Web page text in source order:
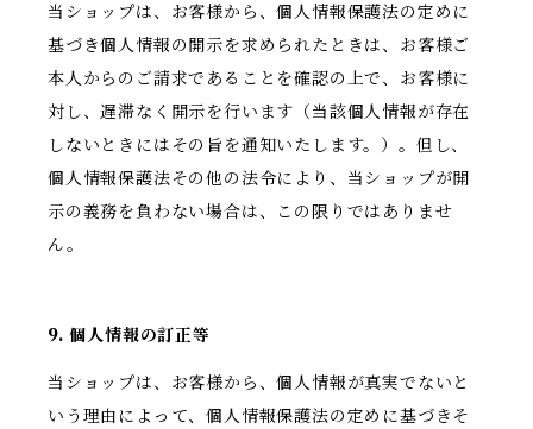
当ショップは、お客様から、個人情報保護法の定めに
基づき個人情報の開示を求められたときは、お客様ご
本人からのご請求であることを確認の上で、お客様に
対し、遅滞なく開示を行います（当該個人情報が存在
しないときにはその旨を通知いたします。）。但し、
個人情報保護法その他の法令により、当ショップが開
示の義務を負わない場合は、この限りではありませ
ん。
9. 個人情報の訂正等
当ショップは、お客様から、個人情報が真実でないと
いう理由によって、個人情報保護法の定めに基づきそ